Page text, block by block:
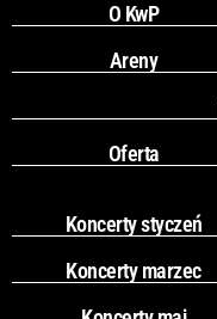
O KwP
Areny
Oferta
Koncerty styczeń
Koncerty marzec